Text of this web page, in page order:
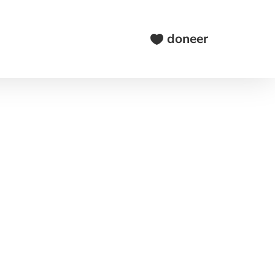
doneer